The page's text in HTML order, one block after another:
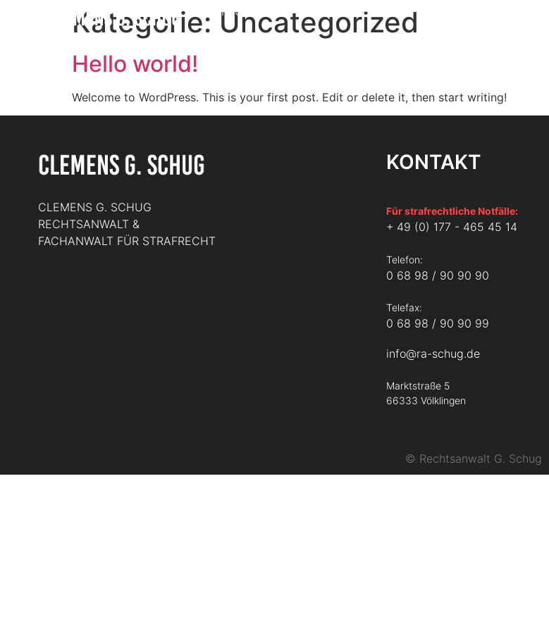
STRAFRECHT VERKEHRSRECHT
Kategorie: Uncategorized
Hello world!
Welcome to WordPress. This is your first post. Edit or delete it, then start writing!
CLEMENS G. SCHUG
RECHTSANWALT &
FACHANWALT FÜR STRAFRECHT
KONTAKT
Für strafrechtliche Notfälle:
+ 49 (0) 177 - 465 45 14
Telefon:
0 68 98 / 90 90 90
Telefax:
0 68 98 / 90 90 99
info@ra-schug.de
Marktstraße 5
66333 Völklingen
© Rechtsanwalt G. Schug